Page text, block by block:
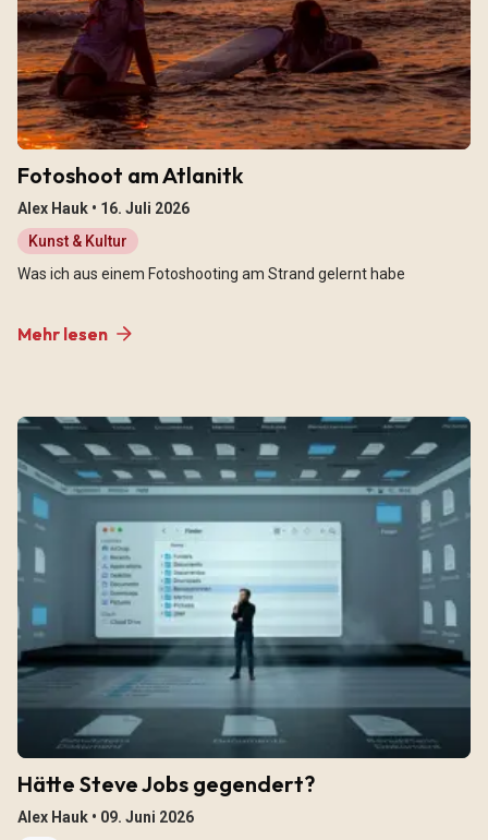
Fotoshoot am Atlanitk
Alex Hauk • 16. Juli 2026
Kunst & Kultur
Was ich aus einem Fotoshooting am Strand gelernt habe
Mehr lesen
Hätte Steve Jobs gegendert?
Alex Hauk • 09. Juni 2026